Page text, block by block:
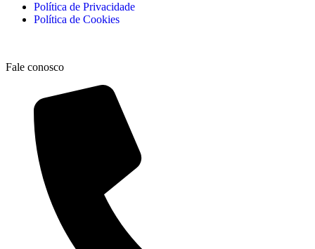
Política de Privacidade
Política de Cookies
Fale conosco